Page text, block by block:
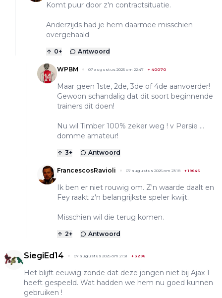
Komt puur door z'n contractsituatie.
Anderzijds had je hem daarmee misschien
overgehaald
0+ Antwoord
WPBM 07 augustus 2025 om 22:47 + 40070
Maar geen 1ste, 2de, 3de of 4de aanvoerder!
Gewoon schandalig dat dit soort beginnende
trainers dit doen!
Nu wil Timber 100% zeker weg ! v Persie …
domme amateur!
3+ Antwoord
FrancescosRavioli 07 augustus 2025 om 23:18 +19646
Ik ben er niet rouwig om. Z'n waarde daalt en
Fey raakt z'n belangrijkste speler kwijt.
Misschien wil die terug komen.
2+ Antwoord
SiegiEd14 07 augustus 2025 om 21:31 + 3296
Het blijft eeuwig zonde dat deze jongen niet bij Ajax 1
heeft gespeeld. Wat hadden we hem nu goed kunnen
gebruiken !